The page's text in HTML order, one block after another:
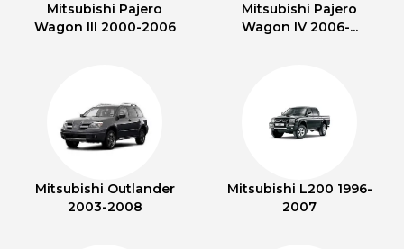
Mitsubishi Pajero
Wagon III 2000-2006
Mitsubishi Pajero
Wagon IV 2006-...
Mitsubishi Outlander
2003-2008
Mitsubishi L200 1996-
2007